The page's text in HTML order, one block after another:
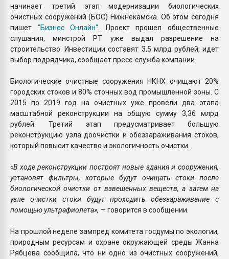
начинает третий этап модернизации биологических
очистных сооружений (БОС) Нижнекамска. Об этом сегодня
пишет "Бизнес Онлайн" . Проект прошел общественные
слушания, минстрой РТ уже выдал разрешение на
строительство. Инвестиции составят 3,5 млрд рублей, идет
выбор подрядчика, сообщает пресс-служба компании.
Биологические очистные сооружения НКНХ очищают 20%
городских стоков и 80% сточных вод промышленной зоны. С
2015 по 2019 год на очистных уже провели два этапа
масштабной реконструкции на общую сумму 3,36 млрд
рублей. Третий этап предусматривает большую
реконструкцию узла доочистки и обеззараживания стоков,
который повысит качество и экологичность очистки.
«В ходе реконструкции построят новые здания и сооружения,
установят фильтры, которые будут очищать стоки после
биологической очистки от взвешенных веществ, а затем на
узле очистки стоки будут проходить обеззараживание с
помощью ультрафиолета», — говорится в сообщении.
На прошлой неделе зампред комитета госдумы по экологии,
природным ресурсам и охране окружающей среды Жанна
Рябцева сообщила, что ни одно из очистных сооружений,